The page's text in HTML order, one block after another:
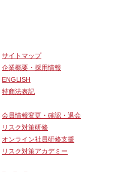
サイトマップ
企業概要・採用情報
ENGLISH
特商法表記
会員情報変更・確認・退会
リスク対策研修
オンライン社員研修支援
リスク対策アカデミー